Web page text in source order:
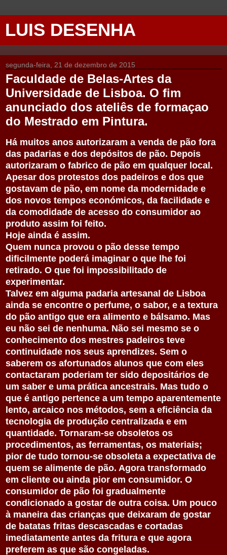
LUIS DESENHA
segunda-feira, 21 de dezembro de 2015
Faculdade de Belas-Artes da
Universidade de Lisboa. O fim
anunciado dos ateliês de formaçao
do Mestrado em Pintura.
Há muitos anos autorizaram a venda de pão fora
das padarias e dos depósitos de pão. Depois
autorizaram o fabrico de pão em qualquer local.
Apesar dos protestos dos padeiros e dos que
gostavam de pão, em nome da modernidade e
dos novos tempos económicos, da facilidade e
da comodidade de acesso do consumidor ao
produto assim foi feito.
Hoje ainda é assim.
Quem nunca provou o pão desse tempo
dificilmente poderá imaginar o que lhe foi
retirado. O que foi impossibilitado de
experimentar.
Talvez em alguma padaria artesanal de Lisboa
ainda se encontre o perfume, o sabor, e a textura
do pão antigo que era alimento e bálsamo. Mas
eu não sei de nenhuma. Não sei mesmo se o
conhecimento dos mestres padeiros teve
continuidade nos seus aprendizes. Sem o
saberem os afortunados alunos que com eles
contactaram poderiam ter sido depositários de
um saber e uma prática ancestrais. Mas tudo o
que é antigo pertence a um tempo aparentemente
lento, arcaico nos métodos, sem a eficiência da
tecnologia de produção centralizada e em
quantidade. Tornaram-se obsoletos os
procedimentos, as ferramentas, os materiais;
pior de tudo tornou-se obsoleta a expectativa de
quem se alimente de pão. Agora transformado
em cliente ou ainda pior em consumidor. O
consumidor de pão foi gradualmente
condicionado a gostar de outra coisa. Um pouco
à maneira das crianças que deixaram de gostar
de batatas fritas descascadas e cortadas
imediatamente antes da fritura e que agora
preferem as que são congeladas.